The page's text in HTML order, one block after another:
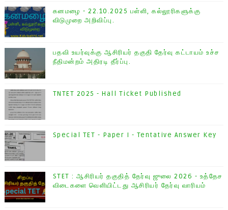
கனமழை - 22.10.2025 பள்ளி, கல்லூரிகளுக்கு
விடுமுறை அறிவிப்பு.
பதவி உயர்வுக்கு ஆசிரியர் தகுதி தேர்வு கட்டாயம் உச்ச
நீதிமன்றம் அதிரடி தீர்ப்பு.
TNTET 2025 - Hall Ticket Published
Special TET - Paper I - Tentative Answer Key
STET : ஆசிரியர் தகுதித் தேர்வு ஜுலை 2026 - உத்தேச
விடைகளை வெளியிட்டது ஆசிரியர் தேர்வு வாரியம்